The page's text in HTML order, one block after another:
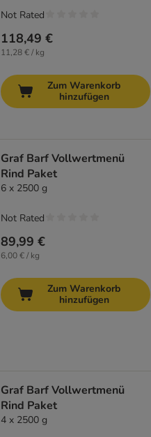
118,49 €
11,28 € / kg
Not Rated
Zum Warenkorb
hinzufügen
Graf Barf Vollwertmenü
Rind Paket
6 x 2500 g
89,99 €
6,00 € / kg
Not Rated
Zum Warenkorb
hinzufügen
Graf Barf Vollwertmenü
Rind Paket
4 x 2500 g